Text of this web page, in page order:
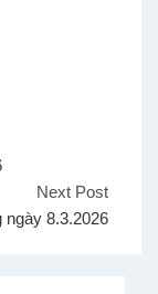
Next Post
ngày 8.3.2026